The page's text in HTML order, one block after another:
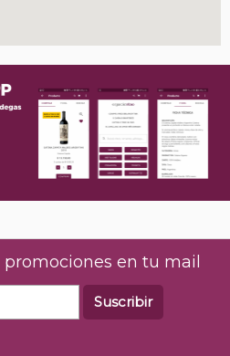
promociones en tu mail
Suscribir